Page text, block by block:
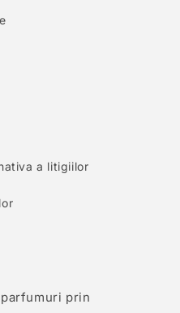
a litigiilor
prin